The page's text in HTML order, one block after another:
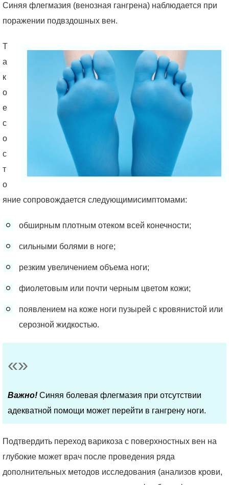
Синяя флегмазия (венозная гангрена) наблюдается при
поражении подвздошных вен.
Т
а
к
о
е
с
о
с
т
о
яние сопровождается следующимисимптомами:
обширным плотным отеком всей конечности;
сильными болями в ноге;
резким увеличением объема ноги;
фиолетовым или почти черным цветом кожи;
появлением на коже ноги пузырей с кровянистой или
серозной жидкостью.
Важно! Синяя болевая флегмазия при отсутствии
адекватной помощи может перейти в гангрену ноги.
Подтвердить переход варикоза с поверхностных вен на
глубокие может врач после проведения ряда
дополнительных методов исследования (анализов крови,